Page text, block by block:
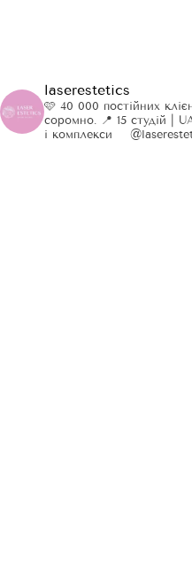
laserestetics
🩷 40 000 постійних
соромно. 📍 15 студій |
і комплекси